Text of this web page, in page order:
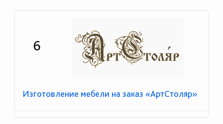
6
Изготовление мебели на заказ «АртСтоляр»